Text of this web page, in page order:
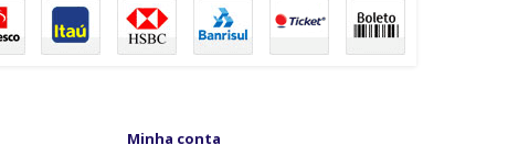
Minha conta